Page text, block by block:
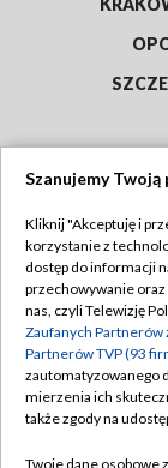
Abonament
Emisja w TVP
Centrum
Naziemna
Szanujemy
Kliknij "Akceptuję i
korzystanie z
dostęp do informacji
przechowywanie
nas, czyli Telewizję
Zaufanych Partnerów
Partnerów TVP (93
zautomatyzowanego
mierzenia ich
także zgody na
Twoje dane osobowe